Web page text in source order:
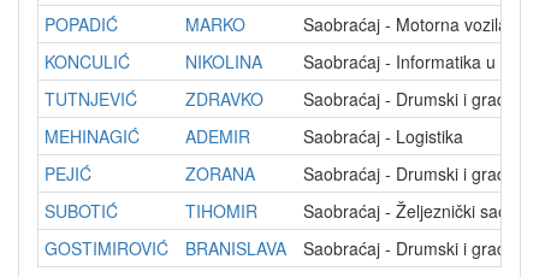
POPADIĆ
MARKO
Saobraćaj - Motorna vozila
KONCULIĆ
NIKOLINA
Saobraćaj - Informatika u
TUTNJEVIĆ
ZDRAVKO
Saobraćaj - Drumski i gradski
MEHINAGIĆ
ADEMIR
Saobraćaj - Logistika
PEJIĆ
ZORANA
Saobraćaj - Drumski i gradski
SUBOTIĆ
TIHOMIR
Saobraćaj - Željeznički
GOSTIMIROVIĆ
BRANISLAVA Saobraćaj - Drumski i gradski